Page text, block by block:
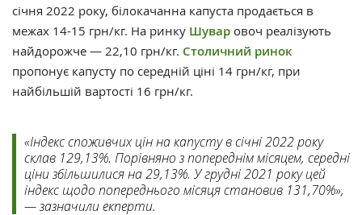
січня 2022 року, білокачанна капуста продається в
межах 14-15 грн/кг. На ринку Шувар овоч реалізують
найдорожче — 22,10 грн/кг. Столичний ринок
пропонує капусту по середній ціні 14 грн/кг, при
найбільшій вартості 16 грн/кг.
«Індекс споживчих цін на капусту в січні 2022 року
склав 129,13%. Порівняно з попереднім місяцем, середні
ціни збільшилися на 29,13%. У грудні 2021 року цей
індекс щодо попереднього місяця становив 131,70%»,
— зазначили екперти.